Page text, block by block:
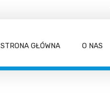
STRONA GŁÓWNA O NAS